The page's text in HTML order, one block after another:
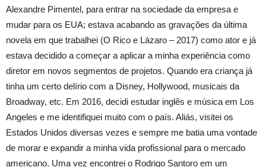
Alexandre Pimentel, para entrar na sociedade da empresa e
mudar para os EUA; estava acabando as gravações da última
novela em que trabalhei (O Rico e Lázaro – 2017) como ator e já
estava decidido a começar a aplicar a minha experiência como
diretor em novos segmentos de projetos. Quando era criança já
tinha um certo delírio com a Disney, Hollywood, musicais da
Broadway, etc. Em 2016, decidi estudar inglês e música em Los
Angeles e me identifiquei muito com o país. Aliás, visitei os
Estados Unidos diversas vezes e sempre me batia uma vontade
de morar e expandir a minha vida profissional para o mercado
americano. Uma vez encontrei o Rodrigo Santoro em um